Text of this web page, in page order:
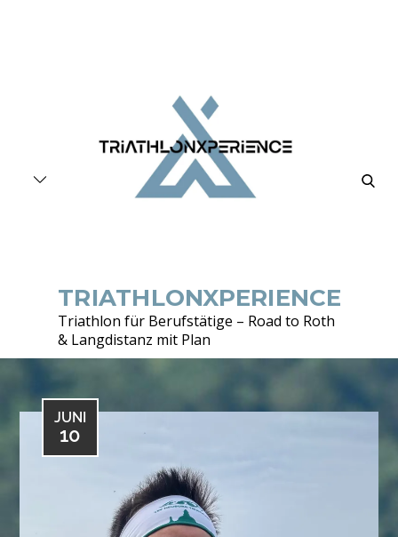
TRIATHLONXPERIENCE
Triathlon für Berufstätige – Road to Roth
& Langdistanz mit Plan
JUNI
10